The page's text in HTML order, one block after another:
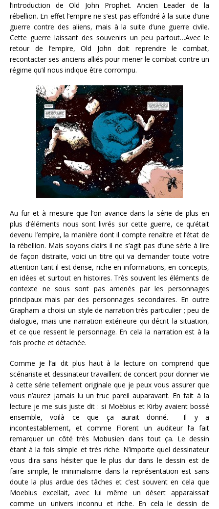
l’introduction de Old John Prophet. Ancien Leader de la
rébellion. En effet l’empire ne s’est pas effondré à la suite d’une
guerre contre des aliens, mais à la suite d’une guerre civile.
Cette guerre laissant des souvenirs un peu partout…Avec le
retour de l’empire, Old John doit reprendre le combat,
recontacter ses anciens alliés pour mener le combat contre un
régime qu’il nous indique être corrompu.
Au fur et à mesure que l’on avance dans la série de plus en
plus d’éléments nous sont livrés sur cette guerre, ce qu’était
devenu l’empire, la manière dont il compte renaître et l’état de
la rébellion. Mais soyons clairs il ne s’agit pas d’une série à lire
de façon distraite, voici un titre qui va demander toute votre
attention tant il est dense, riche en informations, en concepts,
en idées et surtout en histoires. Très souvent les éléments de
contexte ne sous sont pas amenés par les personnages
principaux mais par des personnages secondaires. En outre
Grapham a choisi un style de narration très particulier ; peu de
dialogue, mais une narration extérieure qui décrit la situation,
et ce que ressent le personnage. En cela la narration est à la
fois proche et détachée.
Comme je l’ai dit plus haut à la lecture on comprend que
scénariste et dessinateur travaillent de concert pour donner vie
à cette série tellement originale que je peux vous assurer que
vous n’aurez jamais lu un truc pareil auparavant. En fait à la
lecture je me suis juste dit : si Moëbius et Kirby avaient bossé
ensemble, voilà ce que ça aurait donné. Il y a
incontestablement, et comme Florent un auditeur l’a fait
remarquer un côté très Mobusien dans tout ça. Le dessin
étant à la fois simple et très riche. N’importe quel dessinateur
vous dira sans hésiter que le plus dur dans le dessin est de
faire simple, le minimalisme dans la représentation est sans
doute la plus ardue des tâches et c’est souvent en cela que
Moebius excellait, avec lui même un désert apparaissait
comme un univers inconnu et riche. En cela le dessin de